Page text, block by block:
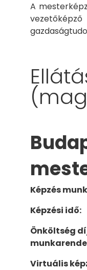
A
Képzés
Képzési idő:
Önköltség
Virtuális